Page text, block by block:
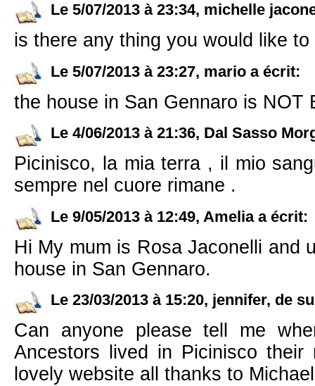
Le 5/07/2013 à 23:34, michelle
is there any thing you would like
Le 5/07/2013 à 23:27, mario a écrit:
the house in San Gennaro is NOT
Le 4/06/2013 à 21:36, Dal Sasso
Picinisco, la mia terra , il mio
sempre nel cuore rimane .
Le 9/05/2013 à 12:49, Amelia a écrit:
Hi My mum is Rosa Jaconelli and
house in San Gennaro.
Le 23/03/2013 à 15:20, jennifer, de
Can anyone please tell me
Ancestors lived in Picinisco
lovely website all thanks to